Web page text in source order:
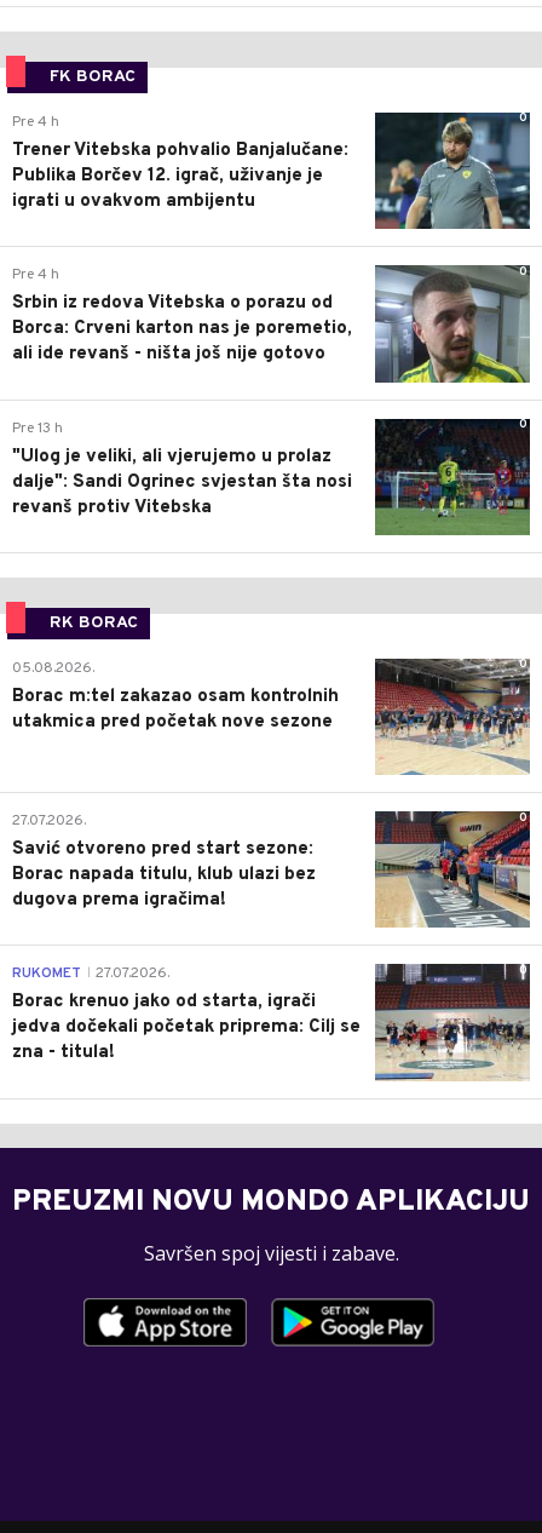
FK BORAC
0
Pre 4 h
Trener Vitebska pohvalio Banjalučane:
Publika Borčev 12. igrač, uživanje je
igrati u ovakvom ambijentu
0
Pre 4 h
Srbin iz redova Vitebska o porazu od
Borca: Crveni karton nas je poremetio,
ali ide revanš - ništa još nije gotovo
0
Pre 13 h
"Ulog je veliki, ali vjerujemo u prolaz
dalje": Sandi Ogrinec svjestan šta nosi
revanš protiv Vitebska
RK BORAC
0
05.08.2026.
Borac m:tel zakazao osam kontrolnih
utakmica pred početak nove sezone
0
27.07.2026.
Savić otvoreno pred start sezone:
Borac napada titulu, klub ulazi bez
dugova prema igračima!
0
RUKOMET 27.07.2026.
Borac krenuo jako od starta, igrači
jedva dočekali početak priprema: Cilj se
zna - titula!
PREUZMI NOVU MONDO APLIKACIJU
Savršen spoj vijesti i zabave.